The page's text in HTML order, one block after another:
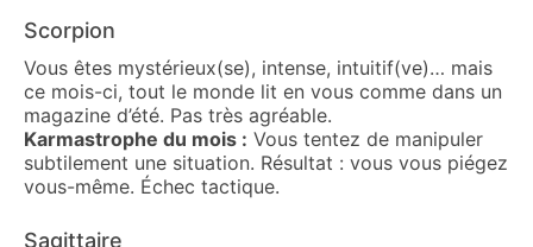
Scorpion
Vous êtes mystérieux(se), intense, intuitif(ve)… mais
ce mois-ci, tout le monde lit en vous comme dans un
magazine d’été. Pas très agréable.
Karmastrophe du mois : Vous tentez de manipuler
subtilement une situation. Résultat : vous vous piégez
vous-même. Échec tactique.
Sagittaire